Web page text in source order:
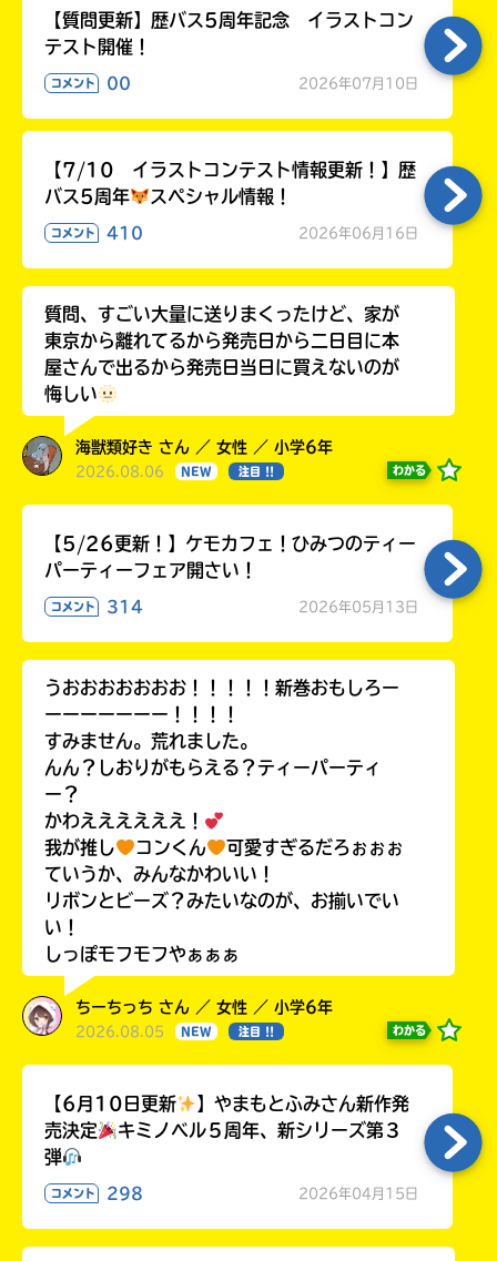
【質問更新】歴バス5周年記念 イラストコン
テスト開催！
コメント 00 2026年07月10日
【7/10 イラストコンテスト情報更新！】歴
バス5周年
スペシャル情報！
コメント 410 2026年06月16日
質問、すごい大量に送りまくったけど、家が
東京から離れてるから発売日から二日目に本
屋さんで出るから発売日当日に買えないのが
悔しい
海獣類好き さん ／ 女性 ／ 小学6年
2026.08.06 NEW 注目 !! わかる
【5/26更新！】ケモカフェ！ひみつのティー
パーティーフェア開さい！
コメント 314 2026年05月13日
うおおおおおおお！！！！！新巻おもしろー
ーーーーーーー！！！！
すみません。荒れました。
んん？しおりがもらえる？ティーパーティ
ー？
かわええええええ！
我が推し
コンくん
可愛すぎるだろぉぉぉ
ていうか、みんなかわいい！
リボンとビーズ？みたいなのが、お揃いでい
い！
しっぽモフモフやぁぁぁ
ちーちっち さん ／ 女性 ／ 小学6年
2026.08.05 NEW 注目 !! わかる
【6月10日更新
】やまもとふみさん新作発
売決定
キミノベル５周年、新シリーズ第３
弾
コメント 298 2026年04月15日